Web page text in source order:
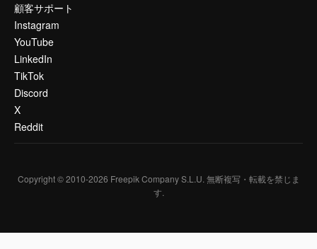
顧客サポート
Instagram
YouTube
LinkedIn
TikTok
Discord
X
Reddit
Copyright © 2010-2026 Freepik Company S.L.U. 無断複写・転載を禁じま
す.